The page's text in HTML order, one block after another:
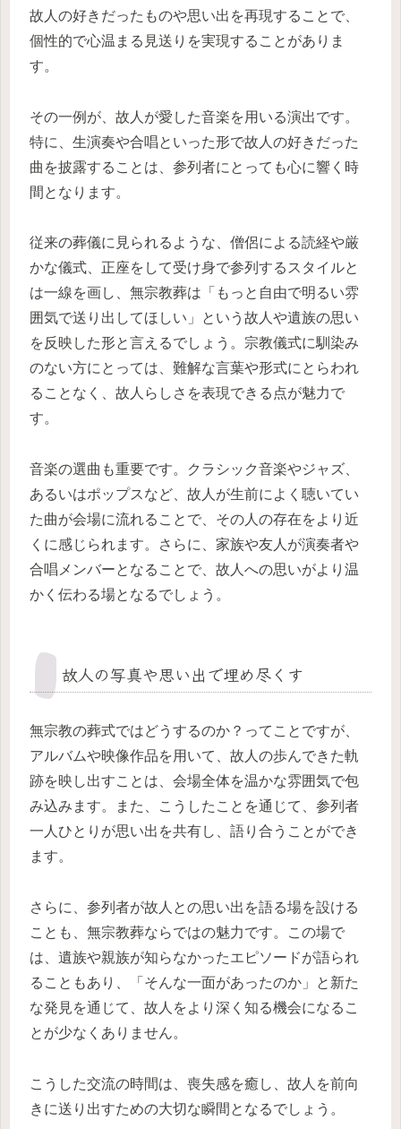
故人の好きだったものや思い出を再現することで、
個性的で心温まる見送りを実現することがありま
す。
その一例が、故人が愛した音楽を用いる演出です。
特に、生演奏や合唱といった形で故人の好きだった
曲を披露することは、参列者にとっても心に響く時
間となります。
従来の葬儀に見られるような、僧侶による読経や厳
かな儀式、正座をして受け身で参列するスタイルと
は一線を画し、無宗教葬は「もっと自由で明るい雰
囲気で送り出してほしい」という故人や遺族の思い
を反映した形と言えるでしょう。宗教儀式に馴染み
のない方にとっては、難解な言葉や形式にとらわれ
ることなく、故人らしさを表現できる点が魅力で
す。
音楽の選曲も重要です。クラシック音楽やジャズ、
あるいはポップスなど、故人が生前によく聴いてい
た曲が会場に流れることで、その人の存在をより近
くに感じられます。さらに、家族や友人が演奏者や
合唱メンバーとなることで、故人への思いがより温
かく伝わる場となるでしょう。
故人の写真や思い出で埋め尽くす
無宗教の葬式ではどうするのか？ってことですが、
アルバムや映像作品を用いて、故人の歩んできた軌
跡を映し出すことは、会場全体を温かな雰囲気で包
み込みます。また、こうしたことを通じて、参列者
一人ひとりが思い出を共有し、語り合うことができ
ます。
さらに、参列者が故人との思い出を語る場を設ける
ことも、無宗教葬ならではの魅力です。この場で
は、遺族や親族が知らなかったエピソードが語られ
ることもあり、「そんな一面があったのか」と新た
な発見を通じて、故人をより深く知る機会になるこ
とが少なくありません。
こうした交流の時間は、喪失感を癒し、故人を前向
きに送り出すための大切な瞬間となるでしょう。